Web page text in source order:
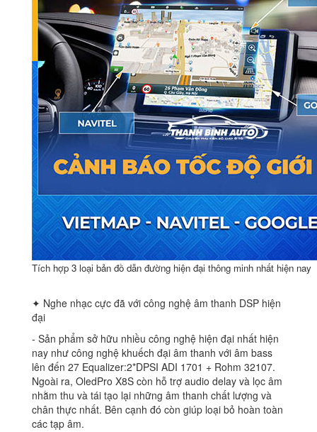
Tích hợp 3 loại bản đồ dẫn đường hiện đại thông minh nhất hiện nay
✦ Nghe nhạc cực đã với công nghệ âm thanh DSP hiện
đại
‐ Sản phẩm sở hữu nhiều công nghệ hiện đại nhất hiện
nay như công nghệ khuếch đại âm thanh với âm bass
lên đến 27 Equalizer:2*DPSI ADI 1701 + Rohm 32107.
Ngoài ra, OledPro X8S còn hỗ trợ audio delay và lọc âm
nhằm thu và tái tạo lại những âm thanh chất lượng và
chân thực nhất. Bên cạnh đó còn giúp loại bỏ hoàn toàn
các tạp âm.